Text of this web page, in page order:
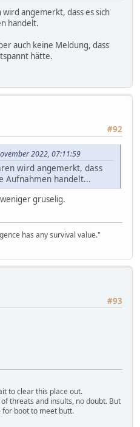
angemerkt, dass es sich
handelt.
auch keine Meldung, dass
hätte.
#92
2022, 07:11:59
wird angemerkt, dass
Aufnahmen handelt...
gruselig.
has any survival value."
#93
to clear this place out.
threats and insults, no doubt. But
for boot to meet butt.